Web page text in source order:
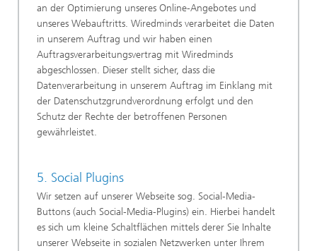
an der Optimierung unseres Online-Angebotes und
unseres Webauftritts. Wiredminds verarbeitet die Daten
in unserem Auftrag und wir haben einen
Auftragsverarbeitungsvertrag mit Wiredminds
abgeschlossen. Dieser stellt sicher, dass die
Datenverarbeitung in unserem Auftrag im Einklang mit
der Datenschutzgrundverordnung erfolgt und den
Schutz der Rechte der betroffenen Personen
gewährleistet.
5. Social Plugins
Wir setzen auf unserer Webseite sog. Social-Media-
Buttons (auch Social-Media-Plugins) ein. Hierbei handelt
es sich um kleine Schaltflächen mittels derer Sie Inhalte
unserer Webseite in sozialen Netzwerken unter Ihrem